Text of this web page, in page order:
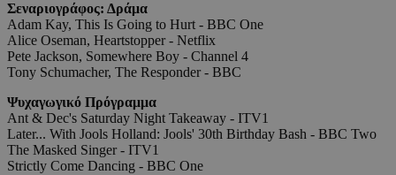
Σεναριογράφος: Δράμα
Adam Kay, This Is Going to Hurt - BBC One
Alice Oseman, Heartstopper - Netflix
Pete Jackson, Somewhere Boy - Channel 4
Tony Schumacher, The Responder - BBC
Ψυχαγωγικό Πρόγραμμα
Ant & Dec's Saturday Night Takeaway - ITV1
Later... With Jools Holland: Jools' 30th Birthday Bash - BBC Two
The Masked Singer - ITV1
Strictly Come Dancing - BBC One